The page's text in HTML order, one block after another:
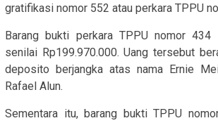
gratifikasi nomor 552 atau perkara TPPU
Barang bukti perkara TPPU nomor 434
senilai Rp199.970.000. Uang tersebut
deposito berjangka atas nama Ernie
Rafael Alun.
Sementara itu, barang bukti TPPU